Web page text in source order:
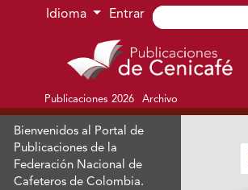
Ir al menú de navegación principal
Ir al contenido principal
Ir al pie de página del sitio
Idioma Entrar
Publicaciones 2026 Archivo
Bienvenidos al Portal de
Publicaciones de la
Federación Nacional de
Cafeteros de Colombia.